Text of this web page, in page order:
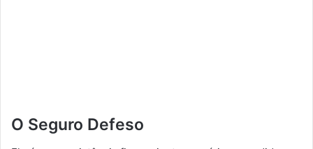
O Seguro Defeso